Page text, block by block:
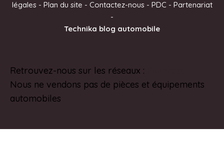
légales- Plan du site - Contactez-nous- PDC - Partenariat
-
Technika blog automobile
Retrouvez-nous sur les réseaux :
Nous ne vendons pas de pièces et équipements
automobiles